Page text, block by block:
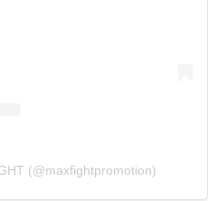
(@maxfightpromotion)